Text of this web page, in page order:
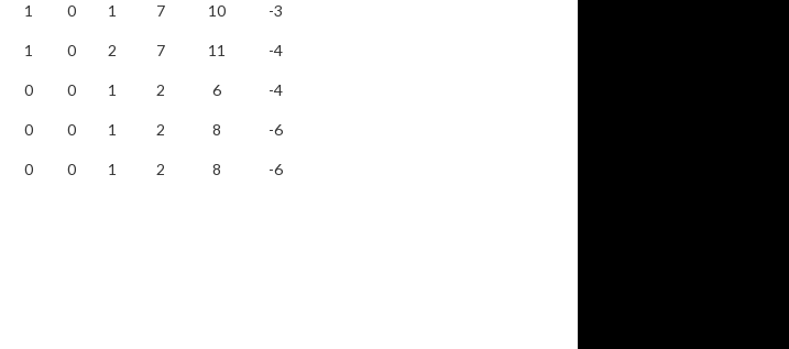
1 0 1 7 10 -3
1 0 2 7 11 -4
0 0 1 2 6 -4
0 0 1 2 8 -6
0 0 1 2 8 -6